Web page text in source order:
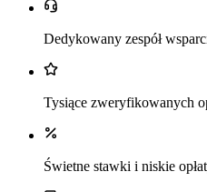
Dedykowany zespół
Tysiące zweryfikowanych
Świetne stawki i niskie